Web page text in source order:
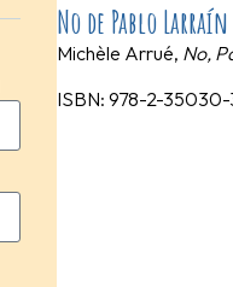
No de Pablo Larraín
Michèle Arrué, No,
ISBN: 978-2-